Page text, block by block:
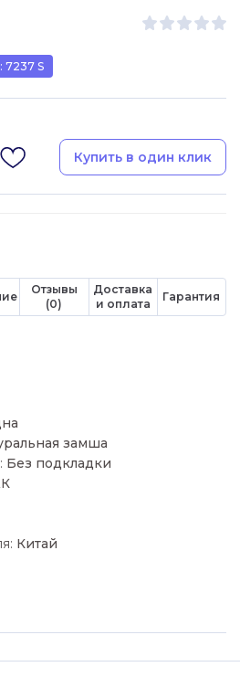
7237 S
Купить в один клик
Отзывы
(0)
Доставка
и оплата
Гарантия
замша
Без подкладки
Китай